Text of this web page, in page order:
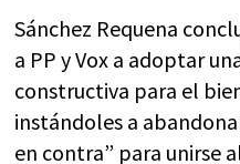
Sánchez Requena
a PP y Vox a adoptar
constructiva para el
instándoles a
en contra” para unirse